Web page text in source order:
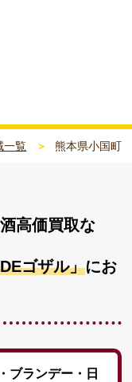
一覧 熊本県小国町
高価買取な
ゴザル」にお
ブランデー・日